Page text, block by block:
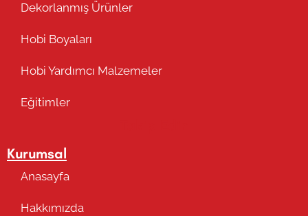
Dekorlanmış Ürünler
Hobi Boyaları
Hobi Yardımcı Malzemeler
Eğitimler
Kurumsal
Anasayfa
Hakkımızda